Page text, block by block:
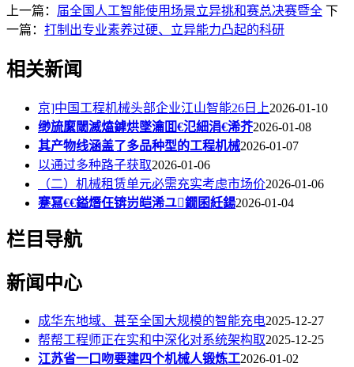
上一篇： 届全国人工智能使用场景立异挑和赛总决赛暨全 下
一篇： 打制出专业素养过硬、立异能力凸起的科研
相关新闻
京]中国工程机械头部企业江山智能26日上2026-01-10
缈旈緳閾滅熆鎼烘墜瀹囬€氾細涓€浠芥2026-01-08
其产物线涵盖了多品种型的工程机械2026-01-07
以通过多种路子获取2026-01-06
（二）机械租赁单元必需充实考虑市场价2026-01-06
蹇冩€€鎰熸仼锛岃皑浠ユ鐗囷紝鍚2026-01-04
栏目导航
新闻中心
成华东地域、甚至全国大规模的智能充电2025-12-27
帮帮工程师正在实和中深化对系统架构取2025-12-25
江苏省一口吻要建四个机械人锻炼工2026-01-02